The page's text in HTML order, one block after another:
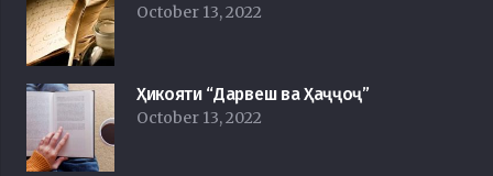
October 13, 2022
Ҳикояти “Дарвеш ва Ҳаҷҷоҷ”
October 13, 2022